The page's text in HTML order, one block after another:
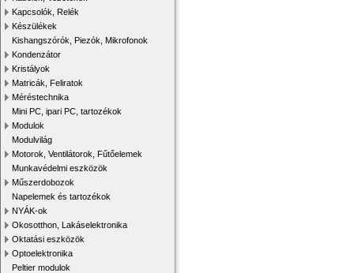
Kapcsolók, Relék
Készülékek
Kishangszórók, Piezók, Mikrofonok
Kondenzátor
Kristályok
Matricák, Feliratok
Méréstechnika
Mini PC, ipari PC, tartozékok
Modulok
Modulvilág
Motorok, Ventilátorok, Fűtőelemek
Munkavédelmi eszközök
Műszerdobozok
Napelemek és tartozékok
NYÁK-ok
Okosotthon, Lakáselektronika
Oktatási eszközök
Optoelektronika
Peltier modulok